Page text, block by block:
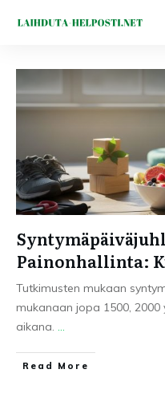
Painonhallinta:
Tutkimusten mukaan
mukanaan jopa 1500,
aikana. ...
Read More